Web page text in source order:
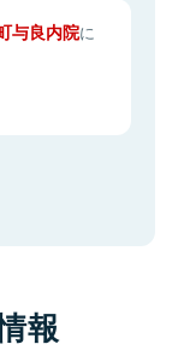
与良内院に
報